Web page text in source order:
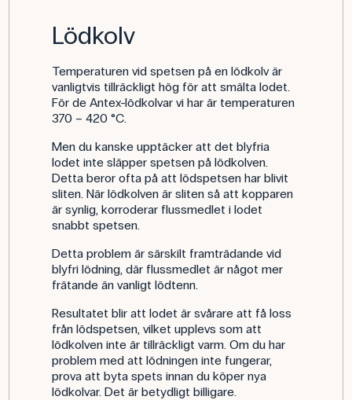
Lödkolv
Temperaturen vid spetsen på en lödkolv är
vanligtvis tillräckligt hög för att smälta lodet.
För de Antex-lödkolvar vi har är temperaturen
370 – 420 °C.
Men du kanske upptäcker att det blyfria
lodet inte släpper spetsen på lödkolven.
Detta beror ofta på att lödspetsen har blivit
sliten. När lödkolven är sliten så att kopparen
är synlig, korroderar flussmedlet i lodet
snabbt spetsen.
Detta problem är särskilt framträdande vid
blyfri lödning, där flussmedlet är något mer
frätande än vanligt lödtenn.
Resultatet blir att lodet är svårare att få loss
från lödspetsen, vilket upplevs som att
lödkolven inte är tillräckligt varm. Om du har
problem med att lödningen inte fungerar,
prova att byta spets innan du köper nya
lödkolvar. Det är betydligt billigare.